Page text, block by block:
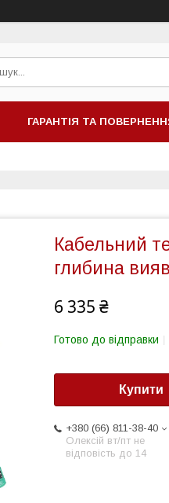
ГАРАНТІЯ ТА
Кабельний
глибина
6 335 ₴
Готово до відправки
Купити
+380 (66) 811-38-40
Олексій вт/пт не
відповість до 14